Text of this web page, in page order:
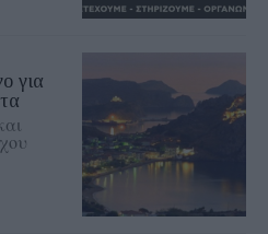
για